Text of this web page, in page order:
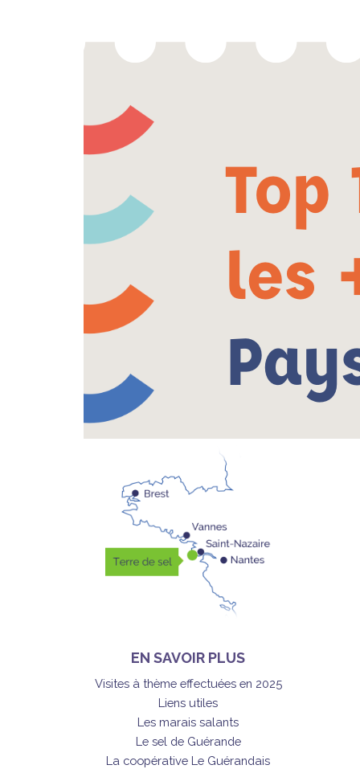
EN SAVOIR PLUS
Visites à thème effectuées en 2025
Liens utiles
Les marais salants
Le sel de Guérande
La coopérative Le Guérandais